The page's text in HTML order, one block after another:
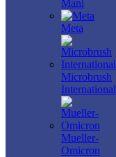
Mani
Meta
Microbrush
International
Mueller-
Omicron